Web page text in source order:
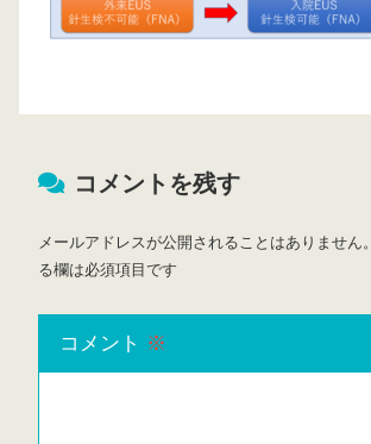
コメントを残す
メールアドレスが公開されることはありません。
る欄は必須項目です
コメント ※